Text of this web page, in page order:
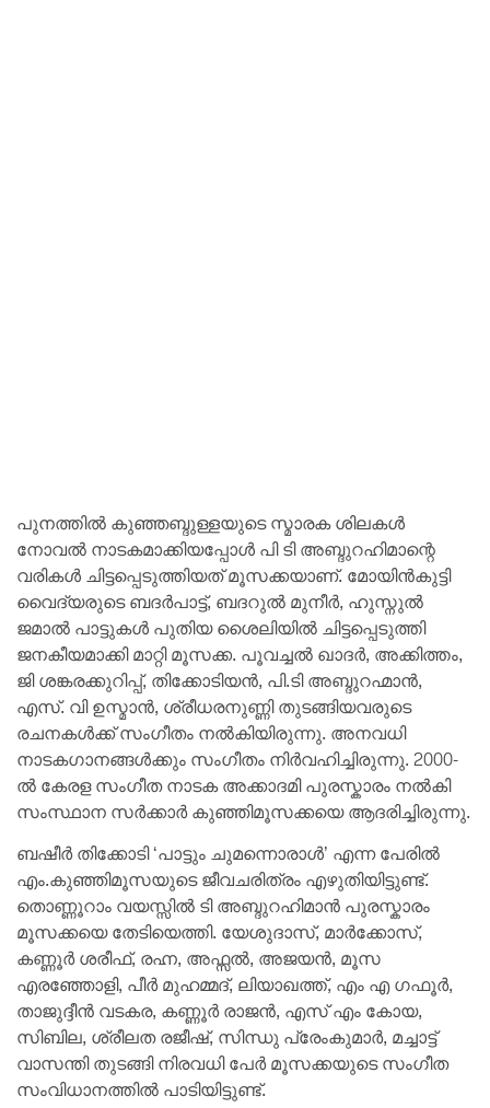
പുനത്തിൽ കുഞ്ഞബ്ദുള്ളയുടെ സ്മാരക ശിലകൾ
നോവൽ നാടകമാക്കിയപ്പോൾ പി ടി അബ്ദുറഹിമാന്റെ
വരികൾ ചിട്ടപ്പെടുത്തിയത് മൂസക്കയാണ്. മോയിന്‍കുട്ടി
വൈദ്യരുടെ ബദര്‍പാട്ട്, ബദറുല്‍ മുനീര്‍, ഹുസ്നുല്‍
ജമാല്‍ പാട്ടുകൾ പുതിയ ശൈലിയില്‍ ചിട്ടപ്പെടുത്തി
ജനകീയമാക്കി മാറ്റി മൂസക്ക. പൂവച്ചല്‍ ഖാദര്‍, അക്കിത്തം,
ജി ശങ്കരക്കുറിപ്പ്, തിക്കോടിയന്‍, പി.ടി അബ്ദുറഹ്മാൻ,
എസ്. വി ഉസ്മാൻ, ശ്രീധരനുണ്ണി തുടങ്ങിയവരുടെ
രചനകള്‍ക്ക് സംഗീതം നല്‍കിയിരുന്നു. അനവധി
നാടകഗാനങ്ങള്‍ക്കും സംഗീതം നിര്‍വഹിച്ചിരുന്നു. 2000-
ല്‍ കേരള സംഗീത നാടക അക്കാദമി പുരസ്കാരം നല്‍കി
സംസ്ഥാന സര്‍ക്കാര്‍ കുഞ്ഞിമൂസക്കയെ ആദരിച്ചിരുന്നു.
ബഷീര്‍ തിക്കോടി ‘പാട്ടും ചുമന്നൊരാള്‍’ എന്ന പേരിൽ
എം.കുഞ്ഞിമൂസയുടെ ജീവചരിത്രം എഴുതിയിട്ടുണ്ട്.
തൊണ്ണൂറാം വയസ്സിൽ ടി അബ്ദുറഹിമാൻ പുരസ്കാരം
മൂസക്കയെ തേടിയെത്തി. യേശുദാസ്, മാർക്കോസ്,
കണ്ണൂർ ശരീഫ്, രഹ്ന, അഫ്സൽ, അജയൻ, മൂസ
എരഞ്ഞോളി, പീർ മുഹമ്മദ്, ലിയാഖത്ത്, എം എ ഗഫൂർ,
താജുദ്ദീൻ വടകര, കണ്ണൂർ രാജൻ, എസ് എം കോയ,
സിബില, ശ്രീലത രജീഷ്, സിന്ധു പ്രേംകുമാർ, മച്ചാട്ട്
വാസന്തി തുടങ്ങി നിരവധി പേർ മൂസക്കയുടെ സംഗീത
സംവിധാനത്തിൽ പാടിയിട്ടുണ്ട്.